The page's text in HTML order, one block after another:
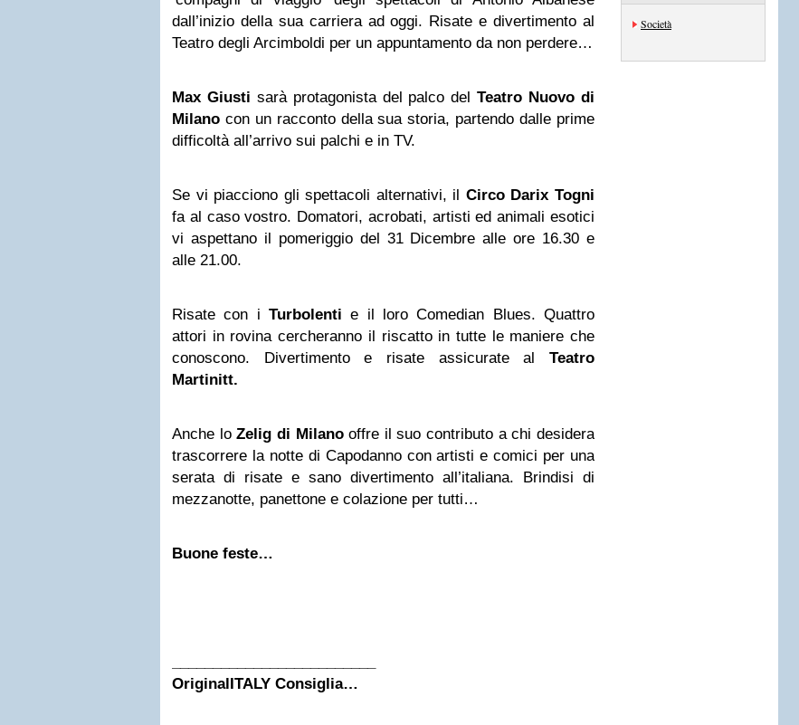
dall’inizio della sua carriera ad oggi. Risate e divertimento al
Teatro degli Arcimboldi per un appuntamento da non perdere…
Max Giusti sarà protagonista del palco delTeatro Nuovo di
Milano con un racconto della sua storia, partendo dalle prime
difficoltà all’arrivo sui palchi e in TV.
Se vi piacciono gli spettacoli alternativi, il Circo Darix Togni
fa al caso vostro. Domatori, acrobati, artisti ed animali esotici
vi aspettano il pomeriggio del 31 Dicembre alle ore 16.30 e
alle 21.00.
Risate con i Turbolenti e il loro Comedian Blues. Quattro
attori in rovina cercheranno il riscatto in tutte le maniere che
conoscono. Divertimento e risate assicurate al Teatro
Martinitt.
Anche loZelig di Milanooffre il suo contributo a chi desidera
trascorrere la notte di Capodanno con artisti e comici per una
serata di risate e sano divertimento all’italiana. Brindisi di
mezzanotte, panettone e colazione per tutti…
Buone feste…
OriginalITALY Consiglia…
Società